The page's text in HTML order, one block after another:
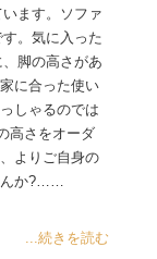
ます。ソファ
。気に入った
脚の高さがあ
に合った使い
しゃるのでは
高さをオーダ
よりご自身の
んか?……
...続きを読む